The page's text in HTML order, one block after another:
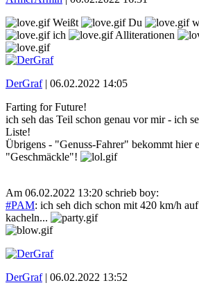
Weißt
Du
ich
Alliterationen
DerGraf| 06.02.2022 14:05
Farting for Future!
ich seh das Teil schon genau vor mir - ich
Liste!
Übrigens - "Genuss-Fahrer" bekommt hier
"Geschmäckle"!
Am 06.02.2022 13:20 schrieb boy:
#PAM: ich seh dich schon mit 420 km/h
kacheln...
DerGraf| 06.02.2022 13:52